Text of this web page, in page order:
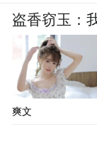
盗香窃玉：
爽文